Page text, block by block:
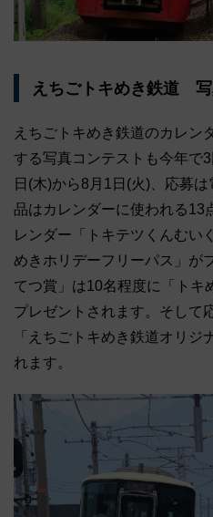
えちごトキめき鉄道
えちごトキめき鉄道のカレン
する写真コンテストも今年で
日(木)から8月1日(火)、応募
品はカレンダーに使われる13
レンダー「トキテツくんむい
めきホリデーフリーパス」が
てつ賞」は10名程度に「トキ
プレゼントされます。そして
「えちごトキめき鉄道オリジ
れます。